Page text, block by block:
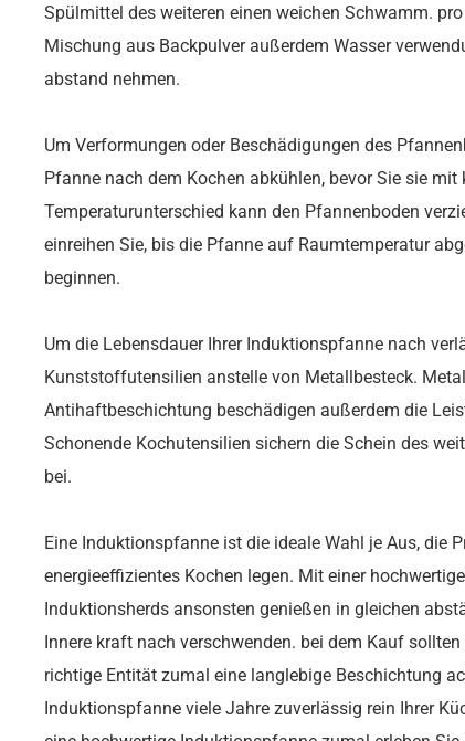
Spülmittel des weiteren einen weichen Schwamm.
Mischung aus Backpulver außerdem Wasser
abstand nehmen.
Um Verformungen oder Beschädigungen des
Pfanne nach dem Kochen abkühlen, bevor Sie sie
Temperaturunterschied kann den Pfannenboden
einreihen Sie, bis die Pfanne auf Raumtemperatur
beginnen.
Um die Lebensdauer Ihrer Induktionspfanne nach
Kunststoffutensilien anstelle von Metallbesteck.
Antihaftbeschichtung beschädigen außerdem die
Schonende Kochutensilien sichern die Schein des
bei.
Eine Induktionspfanne ist die ideale Wahl je Aus, die
energieeffizientes Kochen legen. Mit einer
Induktionsherds ansonsten genießen in gleichen
Innere kraft nach verschwenden. bei dem Kauf
richtige Entität zumal eine langlebige Beschichtung
Induktionspfanne viele Jahre zuverlässig rein Ihrer